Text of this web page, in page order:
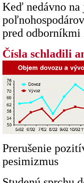
Keď nedávno
pred odborníkmi
Čísla schladili
Prerušenie
pesimizmus